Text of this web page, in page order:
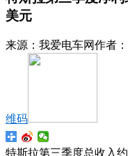
美元
来源： 我爱电车网作者：
维码
特斯拉第三季度总收入